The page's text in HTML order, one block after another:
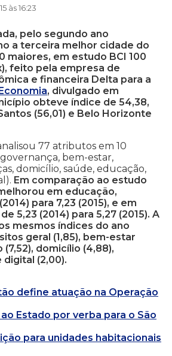
às 16:23
pelo segundo ano
a terceira melhor cidade do
maiores, em estudo BCI 100
feito pela empresa de
e financeira Delta para a
, divulgado em
obteve índice de 54,38,
(56,01) e Belo Horizonte
77 atributos em 10
bem-estar,
domicílio, saúde, educação,
Em comparação ao estudo
em educação,
para 7,23 (2015), e em
5,23 (2014) para 5,27 (2015). A
mesmos índices do ano
geral (1,85), bem-estar
(7,52), domicílio (4,88),
digital (2,00).
define atuação na Operação
Estado por verba para o São
para unidades habitacionais